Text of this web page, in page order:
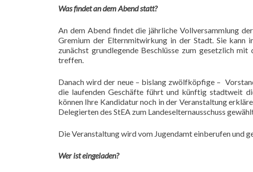
Was findet an dem Abend statt?
An dem Abend findet die jährliche Vollversammlung
Gremium der Elternmitwirkung in der Stadt. Sie kann
zunächst grundlegende Beschlüsse zum gesetzlich
treffen.
Danach wird der neue – bislang zwölfköpfige –
die laufenden Geschäfte führt und künftig stadtweit
können Ihre Kandidatur noch in der Veranstaltung
Delegierten des StEA zum Landeselternausschuss
Die Veranstaltung wird vom Jugendamt einberufen und
Wer ist eingeladen?